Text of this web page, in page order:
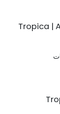
Tropica |